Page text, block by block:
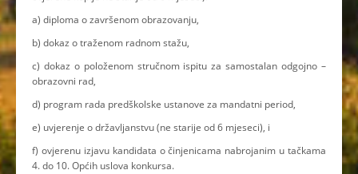
a) diploma o završenom obrazovanju,
b) dokaz o traženom radnom stažu,
c) dokaz o položenom stručnom ispitu za samostalan odgojno –
obrazovni rad,
d) program rada predškolske ustanove za mandatni period,
e) uvjerenje o državljanstvu (ne starije od 6 mjeseci), i
f) ovjerenu izjavu kandidata o činjenicama nabrojanim u tačkama
4. do 10. Općih uslova konkursa.